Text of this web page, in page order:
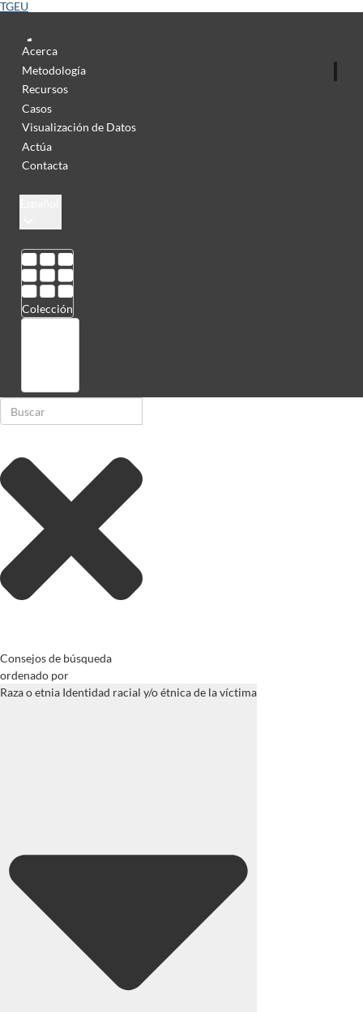
TGEU
Acerca
Metodología
Recursos
Casos
Visualización de Datos
Actúa
Contacta
Colección
Consejos de búsqueda
ordenado por
Raza o etnia Identidad racial y/o étnica de la víctima